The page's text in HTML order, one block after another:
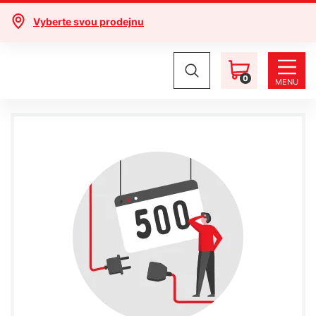
Vyberte svou prodejnu
0 MENU